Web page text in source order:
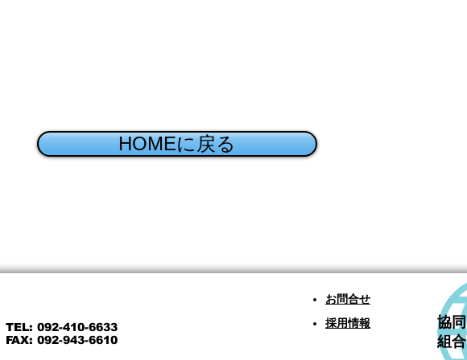
HOMEに戻る
TEL: 092-410-6633
FAX: 092-943-6610
​お問合せ
​採用情報
​協同
組合